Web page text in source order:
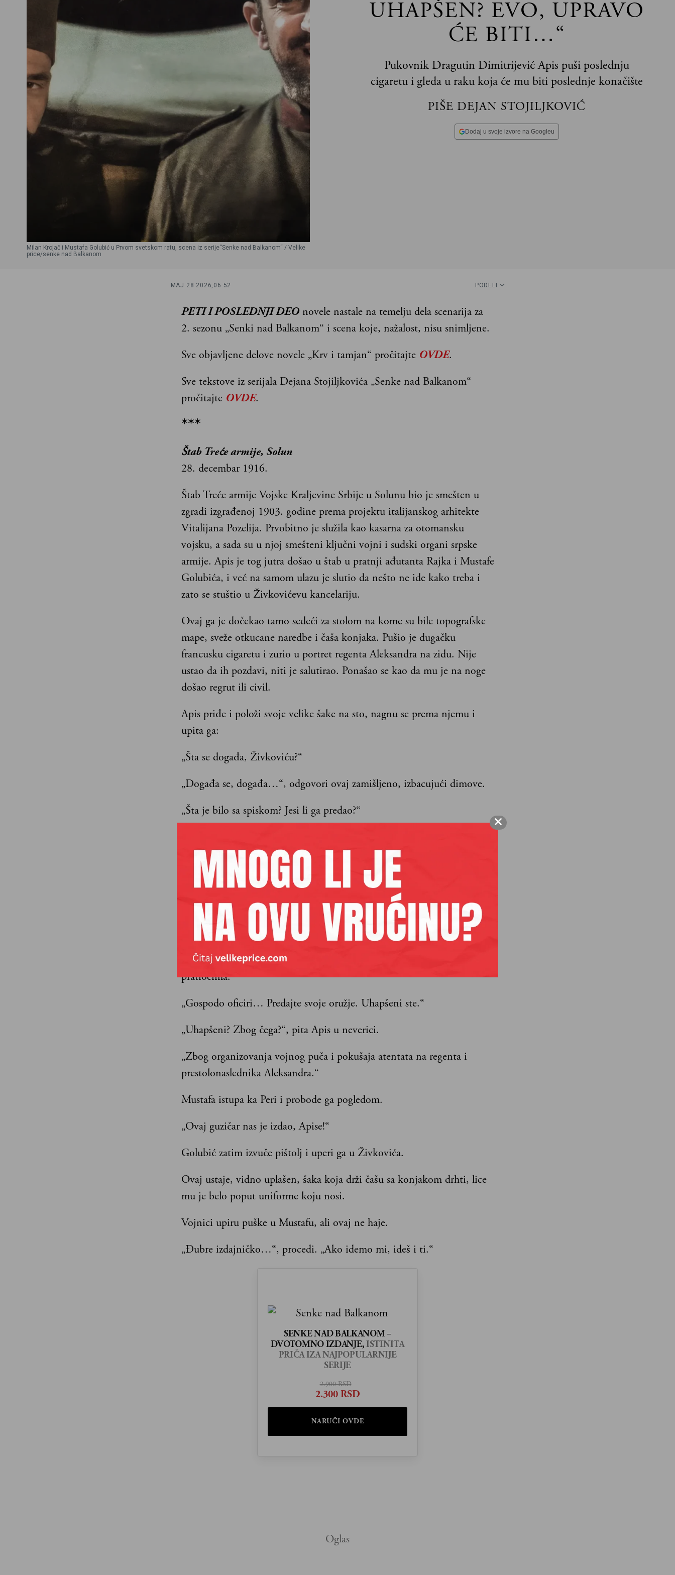
Milan Krojač i Mustafa Golubić u Prvom svetskom ratu, scena iz serije“Senke nad Balkanom“ / Velike
price/senke nad Balkanom
UHAPŠEN? EVO, UPRAVO
ĆE BITI…“
Pukovnik Dragutin Dimitrijević Apis puši poslednju
cigaretu i gleda u raku koja će mu biti poslednje konačište
PIŠE DEJAN STOJILJKOVIĆ
Dodaj u svoje izvore na Googleu
MAJ 28 2026, 06:52 PODELI
PETI I POSLEDNJI DEOnovele nastale na temelju dela scenarija za
2. sezonu „Senki nad Balkanom“ i scena koje, nažalost, nisu snimljene.
Sve objavljene delove novele „Krv i tamjan“ pročitajte OVDE.
Sve tekstove iz serijala Dejana Stojiljkovića „Senke nad Balkanom“
pročitajte OVDE.
***
Štab Treće armije, Solun
28. decembar 1916.
Štab Treće armije Vojske Kraljevine Srbije u Solunu bio je smešten u
zgradi izgrađenoj 1903. godine prema projektu italijanskog arhitekte
Vitalijana Pozelija. Prvobitno je služila kao kasarna za otomansku
vojsku, a sada su u njoj smešteni ključni vojni i sudski organi srpske
armije. Apis je tog jutra došao u štab u pratnji ađutanta Rajka i Mustafe
Golubića, i već na samom ulazu je slutio da nešto ne ide kako treba i
zato se stuštio u Živkovićevu kancelariju.
Ovaj ga je dočekao tamo sedeći za stolom na kome su bile topografske
mape, sveže otkucane naredbe i čaša konjaka. Pušio je dugačku
francusku cigaretu i zurio u portret regenta Aleksandra na zidu. Nije
ustao da ih pozdavi, niti je salutirao. Ponašao se kao da mu je na noge
došao regrut ili civil.
Apis priđe i položi svoje velike šake na sto, nagnu se prema njemu i
upita ga:
„Šta se događa, Živkoviću?“
„Događa se, događa…“, odgovori ovaj zamišljeno, izbacujući dimove.
„Šta je bilo sa spiskom? Jesi li ga predao?“
„Pa zašto niko nije uhapšen?“
„Evo, upravo će biti…“, reče Živković i ugasi neispušenu cigaretu u
ogromnu kristalnu pepeljaru pred sobom.
U kancelariju ulaze naoružani vojnici sa puškama na gotovs.
Oficir koji ih predvodi, mladi poručnik, obrati se Apisu i njegovim
pratiocima.
„Gospodo oficiri… Predajte svoje oružje. Uhapšeni ste.“
„Uhapšeni? Zbog čega?“, pita Apis u neverici.
„Zbog organizovanja vojnog puča i pokušaja atentata na regenta i
prestolonaslednika Aleksandra.“
Mustafa istupa ka Peri i probode ga pogledom.
„Ovaj guzičar nas je izdao, Apise!“
Golubić zatim izvuče pištolj i uperi ga u Živkovića.
Ovaj ustaje, vidno uplašen, šaka koja drži čašu sa konjakom drhti, lice
mu je belo poput uniforme koju nosi.
Vojnici upiru puške u Mustafu, ali ovaj ne haje.
„Đubre izdajničko…“, procedi. „Ako idemo mi, ideš i ti.“
SENKE NAD BALKANOM –
DVOTOMNO IZDANJE, ISTINITA
PRIČA IZA NAJPOPULARNIJE
SERIJE
2.900 RSD
2.300 RSD
NARUČI OVDE